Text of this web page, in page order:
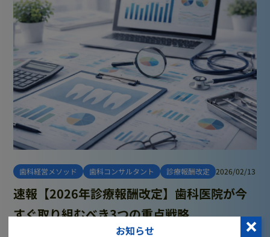
お知らせ
歯科経営メソッド 歯科コンサルタント 診療報酬改定 2026/02/13
速報【2026年診療報酬改定】歯科医院が今
すぐ取り組むべき3つの重点戦略